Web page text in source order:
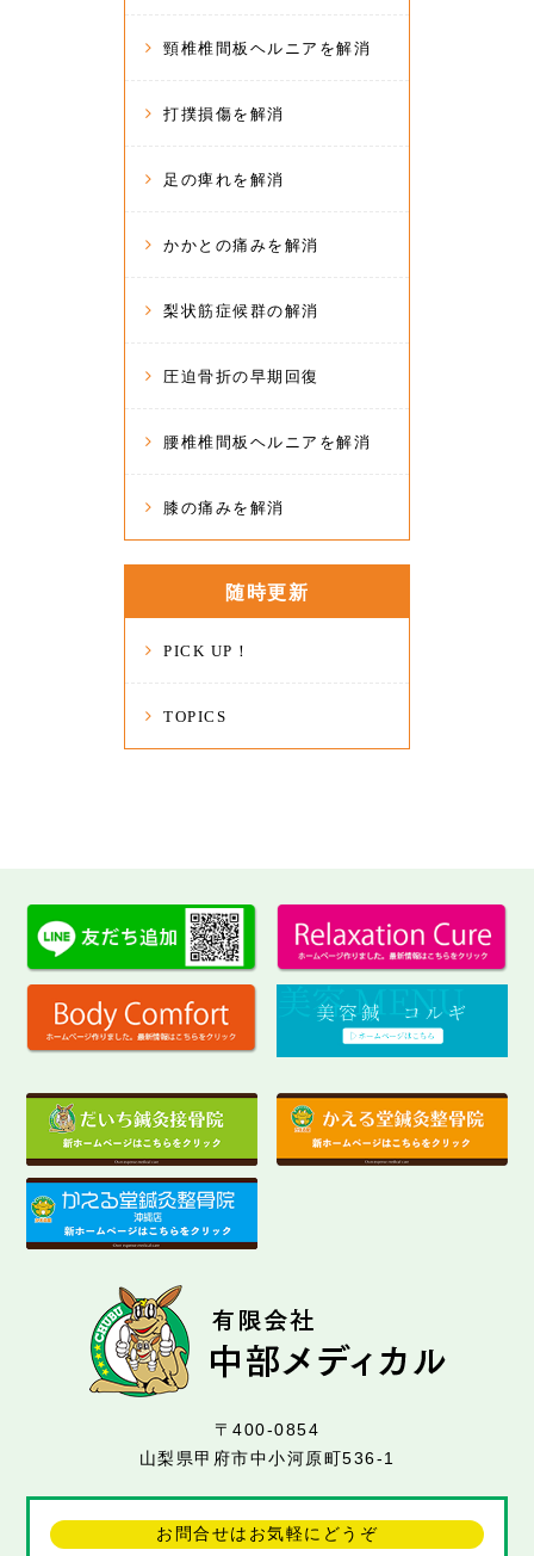
頸椎椎間板ヘルニアを解消
打撲損傷を解消
足の痺れを解消
かかとの痛みを解消
梨状筋症候群の解消
圧迫骨折の早期回復
腰椎椎間板ヘルニアを解消
膝の痛みを解消
随時更新
PICK UP！
TOPICS
〒400-0854
山梨県甲府市中小河原町536-1
お問合せはお気軽にどうぞ